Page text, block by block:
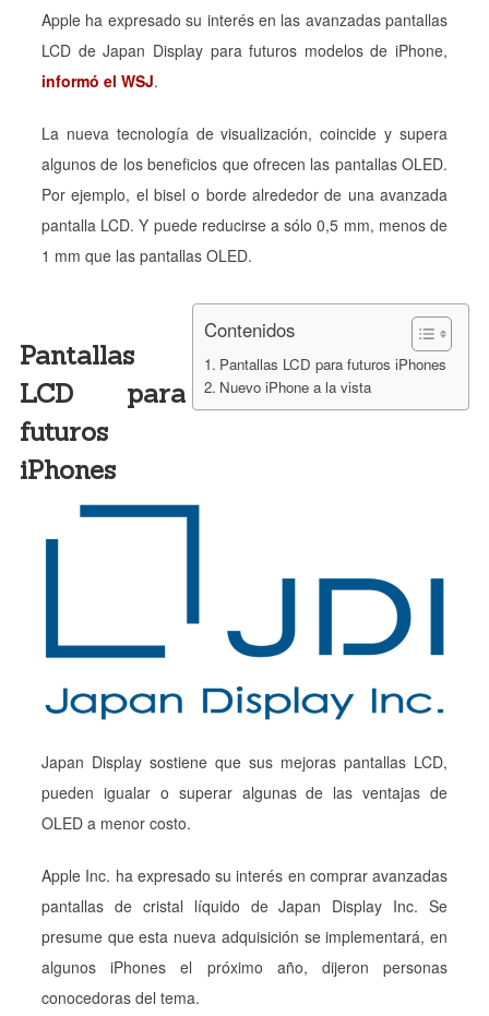
Apple ha expresado su interés en las avanzadas pantallas
LCD de Japan Display para futuros modelos de iPhone,
informó el WSJ.
La nueva tecnología de visualización, coincide y supera
algunos de los beneficios que ofrecen las pantallas OLED.
Por ejemplo, el bisel o borde alrededor de una avanzada
pantalla LCD. Y puede reducirse a sólo 0,5 mm, menos de
1 mm que las pantallas OLED.
Contenidos
Pantallas LCD para futuros iPhones
Nuevo iPhone a la vista
Pantallas
LCD para
futuros
iPhones
Japan Display sostiene que sus mejoras pantallas LCD,
pueden igualar o superar algunas de las ventajas de
OLED a menor costo.
Apple Inc. ha expresado su interés en comprar avanzadas
pantallas de cristal líquido de Japan Display Inc. Se
presume que esta nueva adquisición se implementará, en
algunos iPhones el próximo año, dijeron personas
conocedoras del tema.